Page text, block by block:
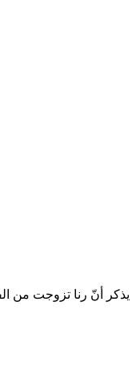
يذكر أنّ رنا تزوجت من